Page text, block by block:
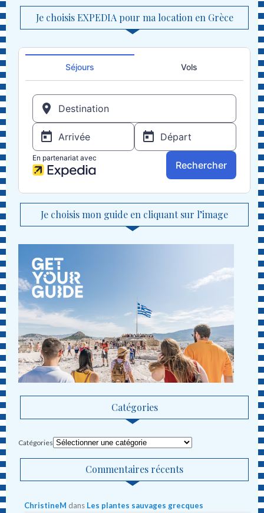
Je choisis EXPEDIA pour ma location en Grèce
Je choisis mon guide en cliquant sur l’image
Catégories
Catégories
Commentaires récents
ChristineM dans Les plantes sauvages grecques